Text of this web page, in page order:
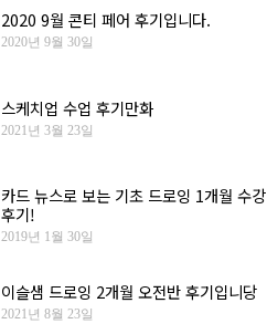
2020 9월 콘티 페어 후기입니다.
2020년 9월 30일
스케치업 수업 후기만화
2021년 3월 23일
카드 뉴스로 보는 기초 드로잉 1개월 수강
후기!
2019년 1월 30일
이슬샘 드로잉 2개월 오전반 후기입니당
2021년 8월 23일